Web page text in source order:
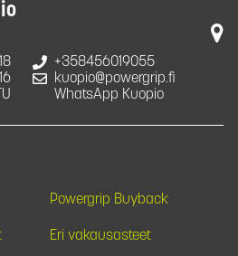
+358456019055
kuopio@powergrip.fi
WhatsApp Kuopio
Powergrip Buyback
Eri vakausasteet